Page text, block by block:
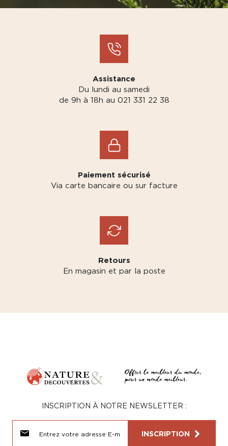
Assistance
Du lundi au samedi
de 9h à 18h au 021 331 22 38
Paiement sécurisé
Via carte bancaire ou sur facture
Retours
En magasin et par la poste
INSCRIPTION À NOTRE NEWSLETTER :
INSCRIPTION